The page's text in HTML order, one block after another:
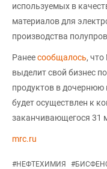
используемых в
материалов для
производства
Ранеесообщалось,
выделит свой бизнес
продуктов в дочернюю
будет осуществлен к
заканчивающегося 31
mrc.ru
#НЕФТЕХИМИЯ #